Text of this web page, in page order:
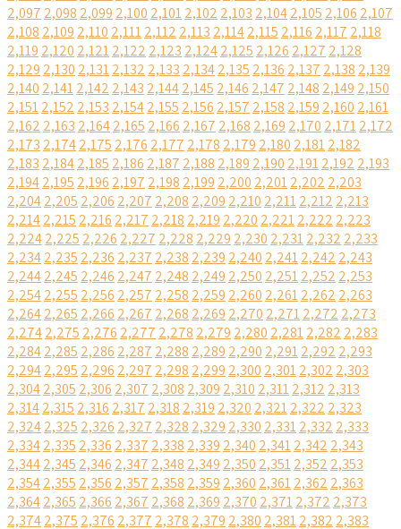
2,097 2,098 2,099 2,100 2,1012,102 2,103 2,1042,105 2,106 2,107
2,108 2,109 2,110 2,1112,112 2,113 2,1142,115 2,116 2,117 2,118
2,119 2,120 2,1212,122 2,123 2,1242,125 2,126 2,127 2,128
2,129 2,130 2,1312,132 2,133 2,1342,135 2,136 2,137 2,138 2,139
2,140 2,1412,142 2,143 2,1442,145 2,146 2,147 2,148 2,149 2,150
2,1512,152 2,153 2,1542,155 2,156 2,157 2,158 2,159 2,160 2,161
2,162 2,163 2,1642,165 2,166 2,167 2,168 2,169 2,170 2,1712,172
2,173 2,1742,175 2,176 2,177 2,178 2,179 2,180 2,1812,182
2,183 2,1842,185 2,186 2,187 2,188 2,189 2,190 2,1912,192 2,193
2,1942,195 2,196 2,197 2,198 2,199 2,200 2,2012,202 2,203
2,2042,205 2,206 2,207 2,208 2,209 2,210 2,2112,212 2,213
2,2142,215 2,216 2,217 2,218 2,219 2,220 2,2212,222 2,223
2,2242,225 2,226 2,227 2,228 2,229 2,230 2,2312,232 2,233
2,2342,235 2,236 2,237 2,238 2,239 2,240 2,2412,242 2,243
2,2442,245 2,246 2,247 2,248 2,249 2,250 2,2512,252 2,253
2,2542,255 2,256 2,257 2,258 2,259 2,260 2,2612,262 2,263
2,2642,265 2,266 2,267 2,268 2,269 2,270 2,2712,272 2,273
2,2742,275 2,276 2,277 2,278 2,279 2,280 2,2812,282 2,283
2,2842,285 2,286 2,287 2,288 2,289 2,290 2,2912,292 2,293
2,2942,295 2,296 2,297 2,298 2,299 2,300 2,3012,302 2,303
2,3042,305 2,306 2,307 2,308 2,309 2,310 2,3112,312 2,313
2,3142,315 2,316 2,317 2,318 2,319 2,320 2,3212,322 2,323
2,3242,325 2,326 2,327 2,328 2,329 2,330 2,3312,332 2,333
2,3342,335 2,336 2,337 2,338 2,339 2,340 2,3412,342 2,343
2,3442,345 2,346 2,347 2,348 2,349 2,350 2,3512,352 2,353
2,3542,355 2,356 2,357 2,358 2,359 2,360 2,3612,362 2,363
2,3642,365 2,366 2,367 2,368 2,369 2,370 2,3712,372 2,373
2,3742,375 2,376 2,377 2,378 2,379 2,380 2,3812,382 2,383